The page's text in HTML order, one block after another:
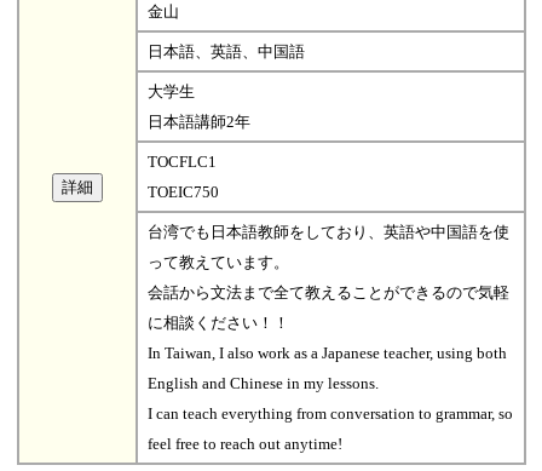
金山
日本語、英語、中国語
大学生
日本語講師2年
TOCFLC1
TOEIC750
台湾でも日本語教師をしており、英語や中国語を使
って教えています。
会話から文法まで全て教えることができるので気軽
に相談ください！！
In Taiwan, I also work as a Japanese teacher, using both
English and Chinese in my lessons.
I can teach everything from conversation to grammar, so
feel free to reach out anytime!